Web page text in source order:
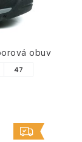
obuv
47